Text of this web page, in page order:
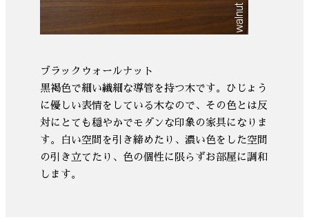
ブラックウォールナット
黒褐色で細い繊細な導管を持つ木です。ひじょう
に優しい表情をしている木なので、その色とは反
対にとても穏やかでモダンな印象の家具になりま
す。白い空間を引き締めたり、濃い色をした空間
の引き立てたり、色の個性に限らずお部屋に調和
します。